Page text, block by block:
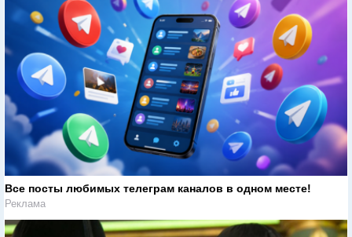
Все посты любимых телеграм каналов в одном месте!
Реклама